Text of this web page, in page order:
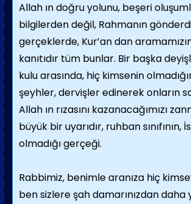
Allah ın doğru yolunu, beşeri
bilgilerden değil, Rahmanın
gerçeklerde, Kur’an dan
kanıtıdır tüm bunlar. Bir başka
kulu arasında, hiç kimsenin
şeyhler, dervişler edinerek onların
Allah ın rızasını kazanacağımızı
büyük bir uyarıdır, ruhban sınıfının,
olmadığı gerçeği.
Rabbimiz, benimle aranıza hiç
ben sizlere şah damarınızdan daha